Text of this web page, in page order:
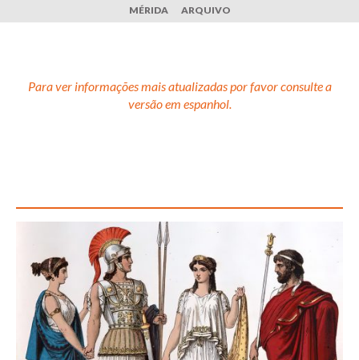
MÉRIDA
ARQUIVO
Para ver informações mais atualizadas por favor consulte a
versão em espanhol.